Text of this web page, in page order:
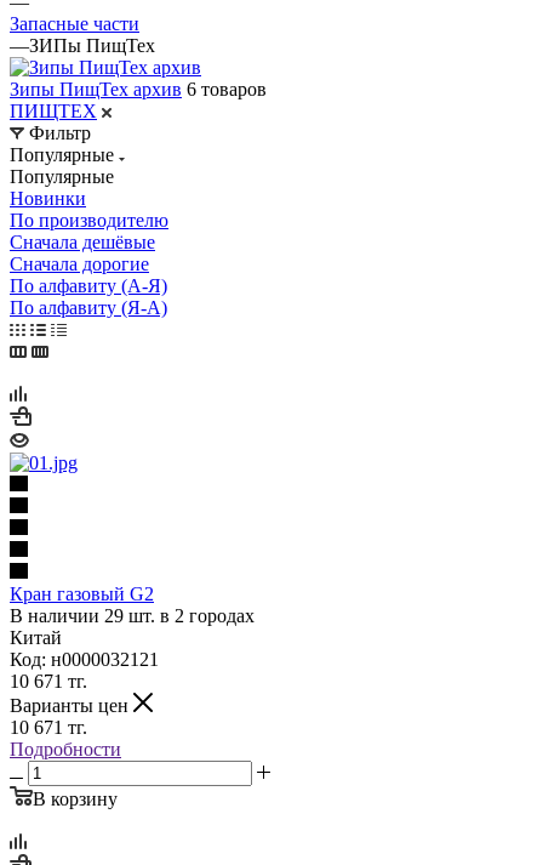
Запасные части
—ЗИПы ПищТех
Зипы ПищТех архив 6 товаров
ПИЩТЕХ
Фильтр
Популярные
Популярные
Новинки
По производителю
Сначала дешёвые
Сначала дорогие
По алфавиту (А-Я)
По алфавиту (Я-А)
Кран газовый G2
В наличии 29 шт. в 2 городах
Китай
Код: н0000032121
10 671 тг.
Варианты цен
10 671 тг.
Подробности
В корзину